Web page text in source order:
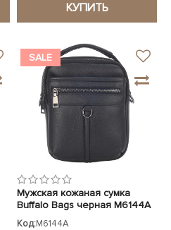
КУПИТЬ
SALE
Мужская кожаная сумка
Buffalo Bags черная M6144A
Код:M6144A